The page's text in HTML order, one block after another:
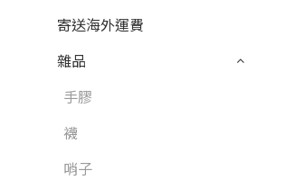
寄送海外運費
雜品
手膠
襪
哨子